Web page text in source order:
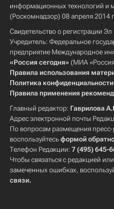
информационных технологий и
(Роскомнадзор) 08 апреля 2014
Свидетельство о регистрации
Учредитель: Федеральное
предприятие Международное
«Россия сегодня» (МИА
Правила использования
Политика конфиденциальности
Правила применения
Главный редактор: Гаврилова
Адрес электронной почты
По вопросам размещения
воспользуйтесьформой
Телефон Редакции: 7 (495) 645-
Чтобы связаться с редакцией
замеченных ошибках,
связи.